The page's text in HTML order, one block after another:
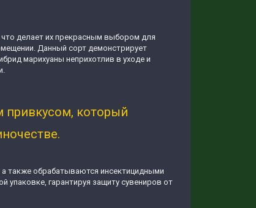
делает их прекрасным выбором для
Данный сорт демонстрирует
марихуаны неприхотлив в уходе и
который
также обрабатываются инсектицидными
упаковке, гарантируя защиту сувениров от